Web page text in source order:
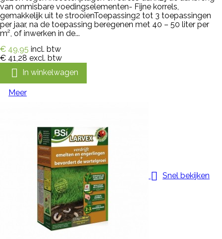
van onmisbare voedingselementen- Fijne korrels,
gemakkelijk uit te strooienToepassing2 tot 3 toepassingen
per jaar, na de toepassing beregenen met 40 – 50 liter per
m², of inwerken in de...
€ 49,95 incl. btw
€ 41,28 excl. btw
 In winkelwagen
Meer
 Snel bekijken